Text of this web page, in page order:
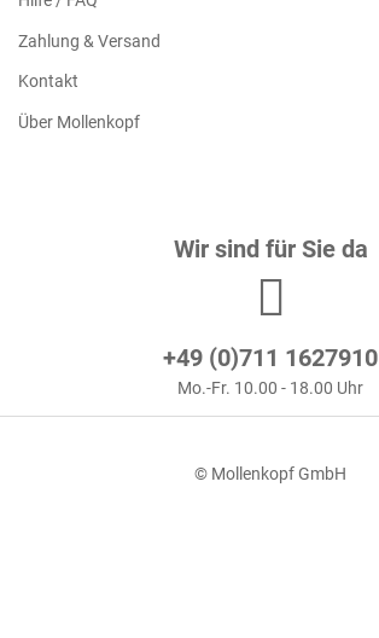
Zahlung & Versand
Kontakt
Über Mollenkopf
Wir sind für Sie da
+49 (0)711 1627910
Mo.-Fr. 10.00 - 18.00 Uhr
© Mollenkopf GmbH